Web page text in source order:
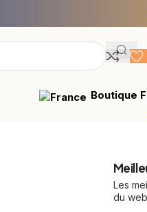
Boutique
Les
du web